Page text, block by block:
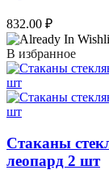
832.00 ₽
В избранное
Стаканы
леопард 2 шт